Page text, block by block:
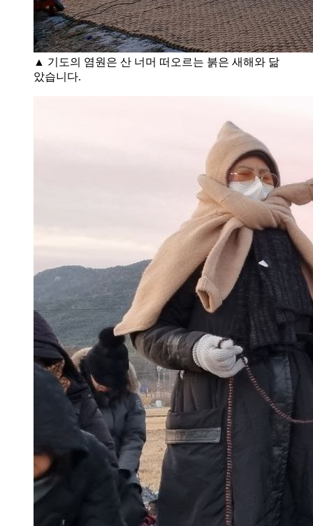
▲ 기도의 염원은 산 너머 떠오르는 붉은 새해와 닮
았습니다.